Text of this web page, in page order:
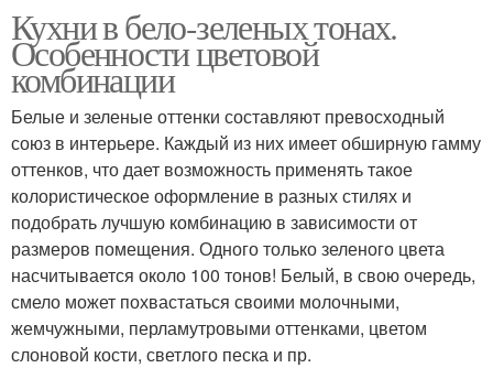
Кухни в бело-зеленых тонах.
Особенности цветовой
комбинации
Белые и зеленые оттенки составляют превосходный
союз в интерьере. Каждый из них имеет обширную гамму
оттенков, что дает возможность применять такое
колористическое оформление в разных стилях и
подобрать лучшую комбинацию в зависимости от
размеров помещения. Одного только зеленого цвета
насчитывается около 100 тонов! Белый, в свою очередь,
смело может похвастаться своими молочными,
жемчужными, перламутровыми оттенками, цветом
слоновой кости, светлого песка и пр.